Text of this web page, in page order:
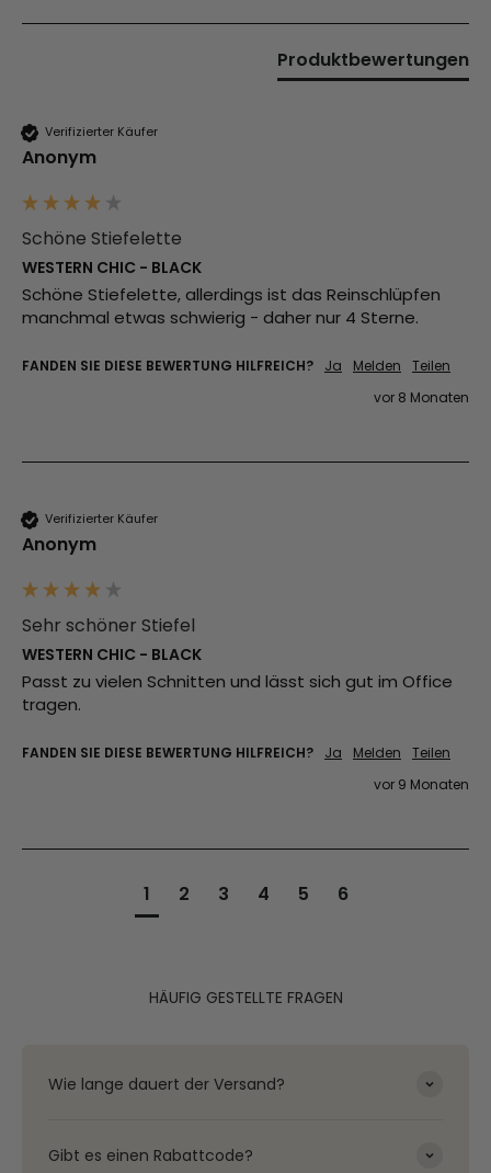
Produktbewertungen
Verifizierter Käufer
Anonym
Schöne Stiefelette
WESTERN CHIC - BLACK
Schöne Stiefelette, allerdings ist das Reinschlüpfen
manchmal etwas schwierig - daher nur 4 Sterne.
FANDEN SIE DIESE BEWERTUNG HILFREICH? Ja Melden
Teilen
vor 8 Monaten
Verifizierter Käufer
Anonym
Sehr schöner Stiefel
WESTERN CHIC - BLACK
Passt zu vielen Schnitten und lässt sich gut im Office
tragen.
FANDEN SIE DIESE BEWERTUNG HILFREICH? Ja Melden
Teilen
vor 9 Monaten
1 2 3 4 5 6
HÄUFIG GESTELLTE FRAGEN
Wie lange dauert der Versand?
Gibt es einen Rabattcode?